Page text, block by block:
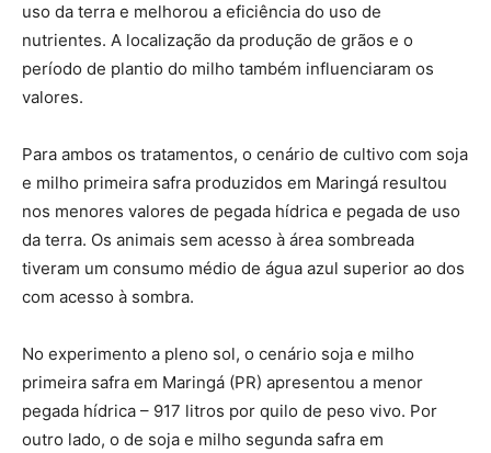
uso da terra e melhorou a eficiência do uso de
nutrientes. A localização da produção de grãos e o
período de plantio do milho também influenciaram os
valores.
Para ambos os tratamentos, o cenário de cultivo com soja
e milho primeira safra produzidos em Maringá resultou
nos menores valores de pegada hídrica e pegada de uso
da terra. Os animais sem acesso à área sombreada
tiveram um consumo médio de água azul superior ao dos
com acesso à sombra.
No experimento a pleno sol, o cenário soja e milho
primeira safra em Maringá (PR) apresentou a menor
pegada hídrica – 917 litros por quilo de peso vivo. Por
outro lado, o de soja e milho segunda safra em